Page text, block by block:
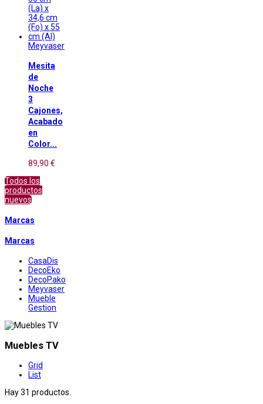
Meyvaser
Mesita
de
Noche
3
Cajones,
Acabado
en
Color...
89,90 €
Todos los
productos
nuevos
Marcas
Marcas
CasaDis
DecoEko
DecoPako
Meyvaser
Mueble
Gestion
Muebles TV
Grid
List
Hay 31 productos.